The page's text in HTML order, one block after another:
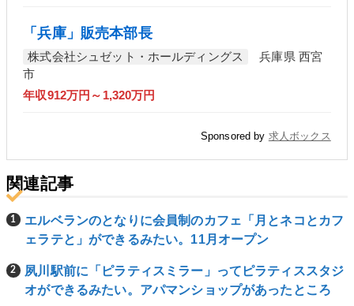
「兵庫」販売本部長
株式会社シュゼット・ホールディングス
兵庫県 西宮
市
年収912万円～1,320万円
Sponsored by 求人ボックス
関連記事
エルベランのとなりに会員制のカフェ「月とネコとカフ
ェラテと」ができるみたい。11月オープン
夙川駅前に「ピラティスミラー」ってピラティススタジ
オができるみたい。アパマンショップがあったところ